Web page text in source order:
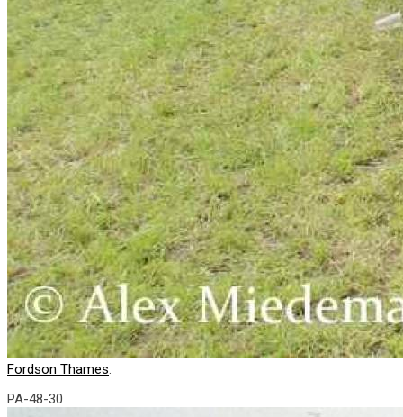
Fordson Thames.
PA-48-30